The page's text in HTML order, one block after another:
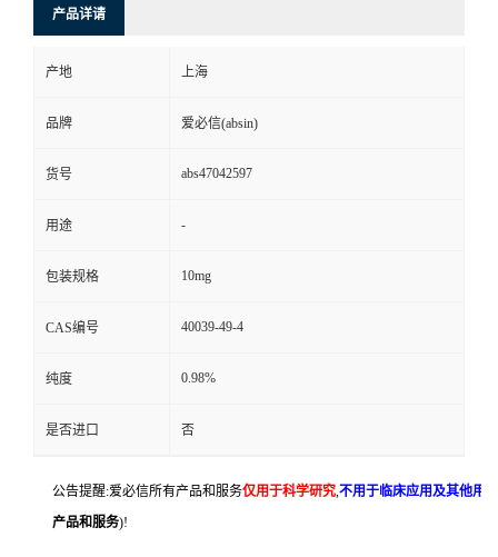
产品详请
产地 上海
品牌 爱必信(absin)
货号 abs47042597
用途 -
包装规格 10mg
CAS编号 40039-49-4
纯度 0.98%
是否进口 否
公告提醒:爱必信所有产品和服务仅用于科学研究,不用于临床应用及其他用
产品和服务)!